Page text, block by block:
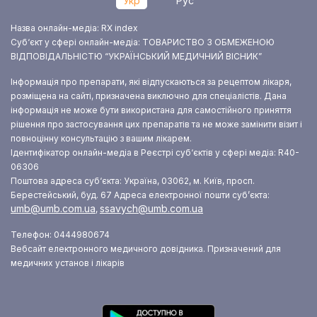
Назва онлайн-медіа: RX index
Суб‘єкт у сфері онлайн-медіа: ТОВАРИСТВО З ОБМЕЖЕНОЮ
ВІДПОВІДАЛЬНІСТЮ “УКРАЇНСЬКИЙ МЕДИЧНИЙ ВІСНИК”
Інформація про препарати, які відпускаються за рецептом лікаря,
розміщена на сайті, призначена виключно для спеціалістів. Дана
інформація не може бути використана для самостійного приняття
рішення про застосування цих препаратів та не може замінити візит і
повноцінну консультацію з вашим лікарем.
Ідентифікатор онлайн-медіа в Реєстрі суб‘єктів у сфері медіа: R40-
06306
Поштова адреса суб‘єкта: Україна, 03062, м. Київ, просп.
Берестейський, буд. 67 Адреса електронної пошти суб’єкта:
umb@umb.com.ua, ssavych@umb.com.ua
Телефон: 0444980674
Вебсайт електронного медичного довідника. Призначений для
медичних установ і лікарів